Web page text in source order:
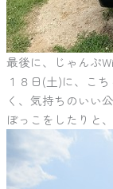
最後に、じゃんぷ
１８日(土)に、こち
く、気持ちのいい
ぼっこをしたりと